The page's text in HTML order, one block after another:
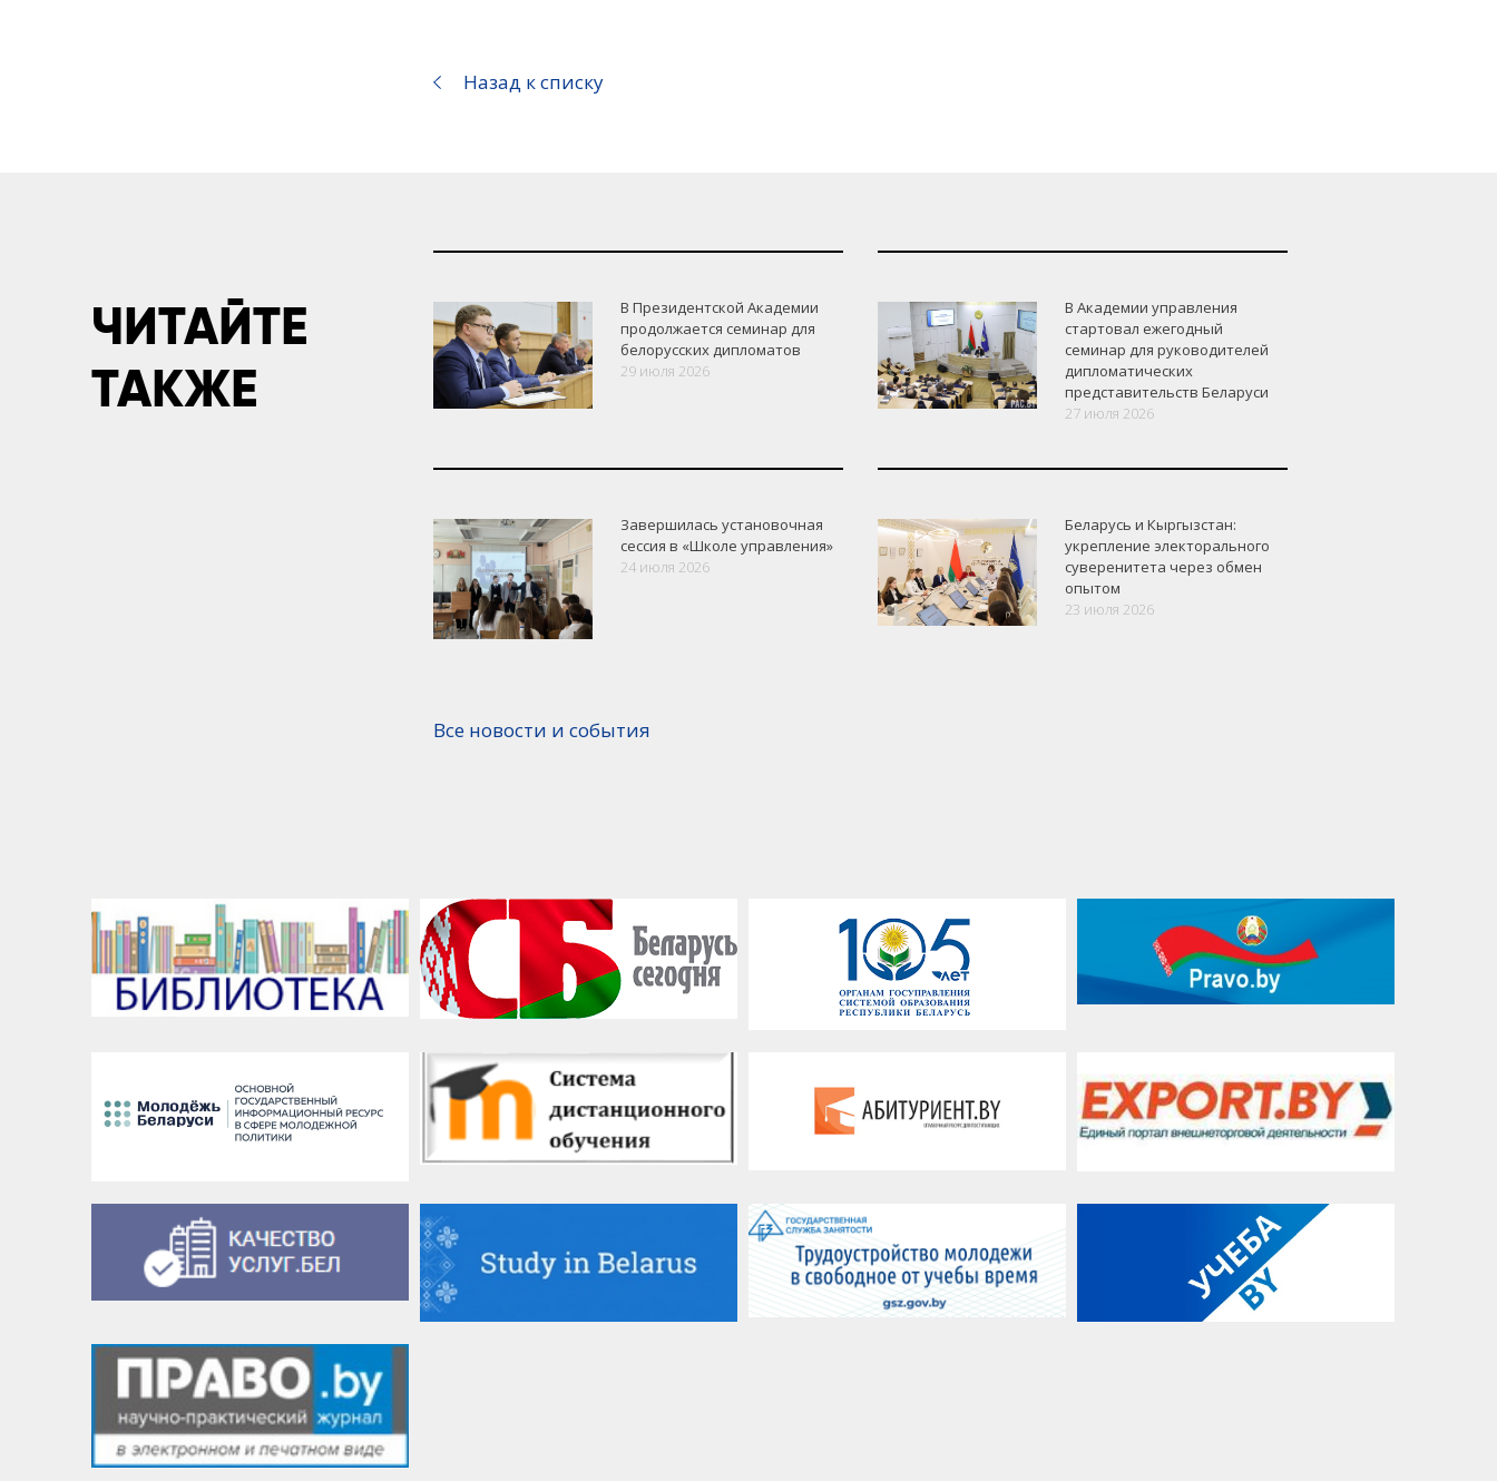
Назад к списку
ЧИТАЙТЕ
ТАКЖЕ
В Президентской Академии
продолжается семинар для
белорусских дипломатов
29 июля 2026
В Академии управления
стартовал ежегодный
семинар для руководителей
дипломатических
представительств Беларуси
27 июля 2026
Завершилась установочная
сессия в «Школе управления»
24 июля 2026
Беларусь и Кыргызстан:
укрепление электорального
суверенитета через обмен
опытом
23 июля 2026
Все новости и события